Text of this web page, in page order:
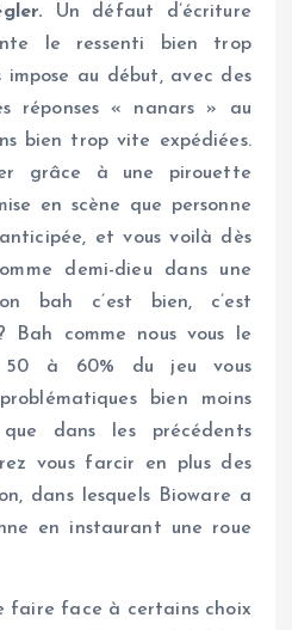
Un défaut d’écriture
le ressenti bien trop
impose au début, avec des
réponses « nanars » au
bien trop vite expédiées.
grâce à une pirouette
en scène que personne
et vous voilà dès
demi-dieu dans une
bah c’est bien, c’est
Bah comme nous vous le
50 à 60% du jeu vous
bien moins
dans les précédents
vous farcir en plus des
dans lesquels Bioware a
en instaurant une roue
faire face à certains choix